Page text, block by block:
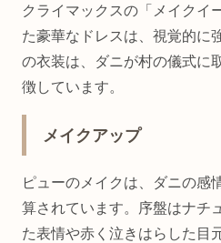
クライマックスの「メイクイ
た豪華なドレスは、視覚的に
の衣装は、ダニが村の儀式に
徴しています。
メイクアップ
ピューのメイクは、ダニの感
算されています。序盤はナチ
た表情や赤く泣きはらした目